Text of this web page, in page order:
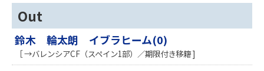
Out
鈴木 輪太朗 イブラヒーム(0)
［ →バレンシアCF（スペイン1部）／期限付き移籍 ]